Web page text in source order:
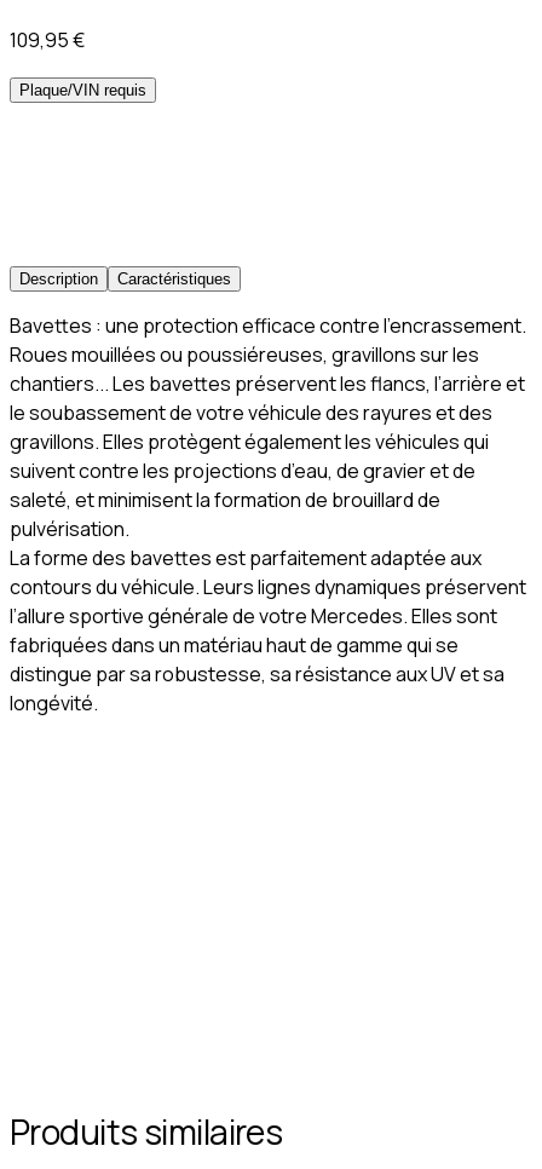
109,95 €
Plaque/VIN requis
Description Caractéristiques
Bavettes : une protection efficace contre l’encrassement.
Roues mouillées ou poussiéreuses, gravillons sur les
chantiers... Les bavettes préservent les flancs, l’arrière et
le soubassement de votre véhicule des rayures et des
gravillons. Elles protègent également les véhicules qui
suivent contre les projections d’eau, de gravier et de
saleté, et minimisent la formation de brouillard de
pulvérisation.
La forme des bavettes est parfaitement adaptée aux
contours du véhicule. Leurs lignes dynamiques préservent
l’allure sportive générale de votre Mercedes. Elles sont
fabriquées dans un matériau haut de gamme qui se
distingue par sa robustesse, sa résistance aux UV et sa
longévité.
Produits similaires